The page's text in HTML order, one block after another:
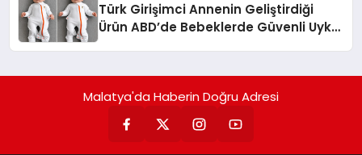
Türk Girişimci Annenin Geliştirdiği
Ürün ABD’de Bebeklerde Güvenli Uyku
Malatya'da Haberin Doğru Adresi